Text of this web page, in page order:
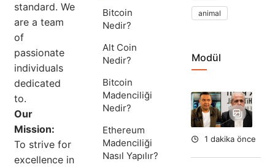
standard. We
are a team
of
passionate
individuals
dedicated
to.
Our
Mission:
To strive for
excellence in
Bitcoin
Nedir?
Alt Coin
Nedir?
Bitcoin
Madenciliği
Nedir?
Ethereum
Madenciliği
Nasıl Yapılır?
animal
Modül
1 dakika önce